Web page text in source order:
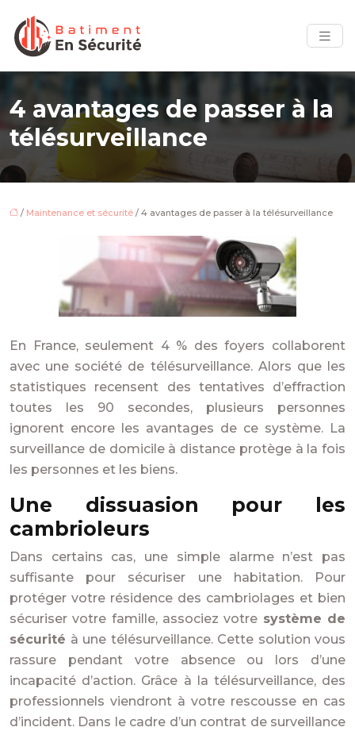
4 avantages de passer à la
télésurveillance
/ Maintenance et sécurité / 4 avantages de passer à la télésurveillance
En France, seulement 4 % des foyers collaborent
avec une société de télésurveillance. Alors que les
statistiques recensent des tentatives d’effraction
toutes les 90 secondes, plusieurs personnes
ignorent encore les avantages de ce système. La
surveillance de domicile à distance protège à la fois
les personnes et les biens.
Une dissuasion pour les
cambrioleurs
Dans certains cas, une simple alarme n’est pas
suffisante pour sécuriser une habitation. Pour
protéger votre résidence des cambriolages et bien
sécuriser votre famille, associez votre système de
sécurité à une télésurveillance. Cette solution vous
rassure pendant votre absence ou lors d’une
incapacité d’action. Grâce à la télésurveillance, des
professionnels viendront à votre rescousse en cas
d’incident. Dans le cadre d’un contrat de surveillance